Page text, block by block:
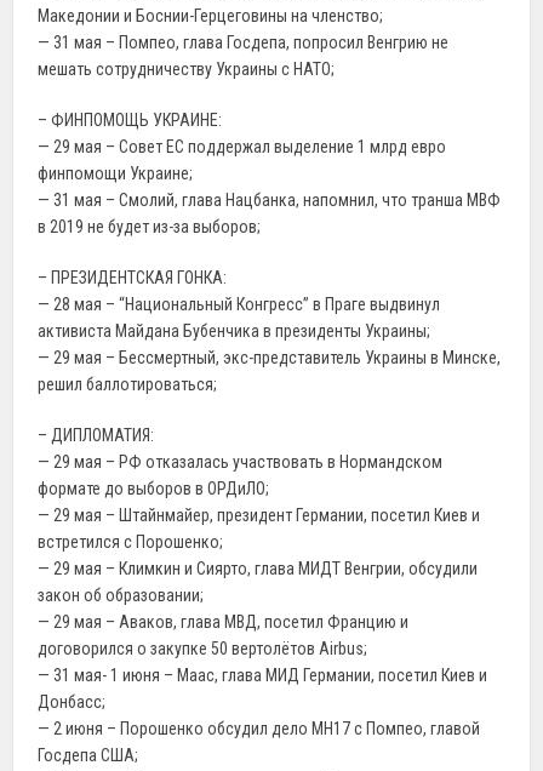
Македонии и Боснии-Герцеговины на членство;
— 31 мая – Помпео, глава Госдепа, попросил Венгрию не
мешать сотрудничеству Украины с НАТО;
– ФИНПОМОЩЬ УКРАИНЕ:
— 29 мая – Совет ЕС поддержал выделение 1 млрд евро
финпомощи Украине;
— 31 мая – Смолий, глава Нацбанка, напомнил, что транша МВФ
в 2019 не будет из-за выборов;
– ПРЕЗИДЕНТСКАЯ ГОНКА:
— 28 мая – “Национальный Конгресс” в Праге выдвинул
активиста Майдана Бубенчика в президенты Украины;
— 29 мая – Бессмертный, экс-представитель Украины в Минске,
решил баллотироваться;
– ДИПЛОМАТИЯ:
— 29 мая – РФ отказалась участвовать в Нормандском
формате до выборов в ОРДиЛО;
— 29 мая – Штайнмайер, президент Германии, посетил Киев и
встретился с Порошенко;
— 29 мая – Климкин и Сиярто, глава МИДТ Венгрии, обсудили
закон об образовании;
— 29 мая – Аваков, глава МВД, посетил Францию и
договорился о закупке 50 вертолётов Airbus;
— 31 мая- 1 июня – Маас, глава МИД Германии, посетил Киев и
Донбасс;
— 2 июня – Порошенко обсудил дело МН17 с Помпео, главой
Госдепа США;